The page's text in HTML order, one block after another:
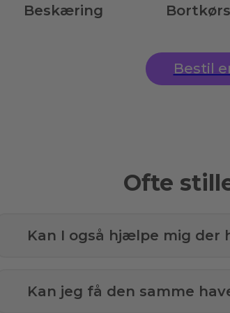
Beskæring
Bestil
Ofte
Kan I også hjælpe mig der
Kan jeg få den samme